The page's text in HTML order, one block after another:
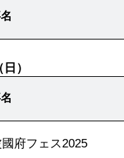
）
國府フェス2025